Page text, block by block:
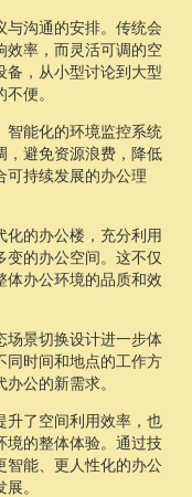
与沟通的安排。传统会
效率，而灵活可调的空
备，从小型讨论到大型
便。
智能化的环境监控系统
，避免资源浪费，降低
可持续发展的办公理
化的办公楼，充分利用
变的办公空间。这不仅
体办公环境的品质和效
场景切换设计进一步体
同时间和地点的工作方
公的新需求。
升了空间利用效率，也
境的整体体验。通过技
智能、更人性化的办公
。